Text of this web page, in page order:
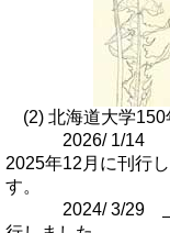
(2) 北海道大学150
2026/ 1/14 『北
2025年12月に刊行
す。
2024/ 3/29